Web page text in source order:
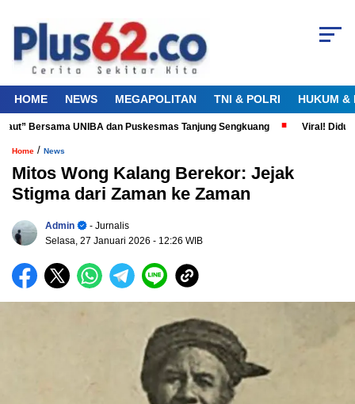
HOME NEWS MEGAPOLITAN TNI & POLRI HUKUM &
Bersama UNIBA dan Puskesmas Tanjung Sengkuang Viral! Diduga
Home / News
Mitos Wong Kalang Berekor: Jejak
Stigma dari Zaman ke Zaman
Admin
- Jurnalis
Selasa, 27 Januari 2026 - 12:26 WIB